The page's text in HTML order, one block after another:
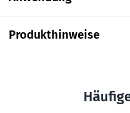
Produkthinweise